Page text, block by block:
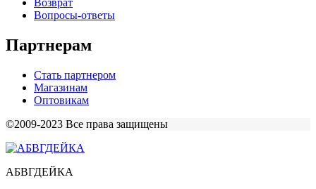
Возврат
Вопросы-ответы
Партнерам
Стать партнером
Магазинам
Оптовикам
©2009-2023 Все права защищены
АБВГДЕЙКА